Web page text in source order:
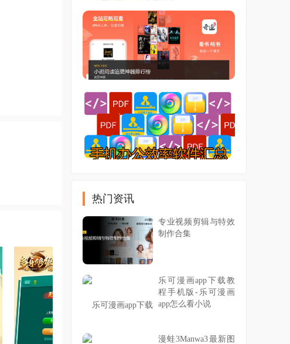
热门资讯
专业视频剪辑与特效
制作合集
乐可漫画app下载教
程手机版-乐可漫画
app怎么看小说
漫蛙3Manwa3最新图